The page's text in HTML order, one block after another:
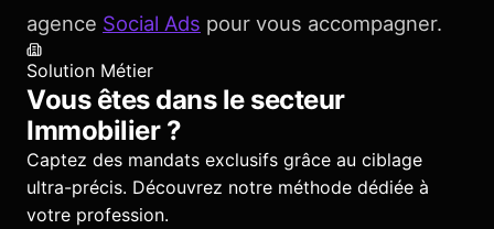
agence Social Ads pour vous accompagner.
Solution Métier
Vous êtes dans le secteur
Immobilier?
Captez des mandats exclusifs grâce au ciblage
ultra-précis. Découvrez notre méthode dédiée à
votre profession.